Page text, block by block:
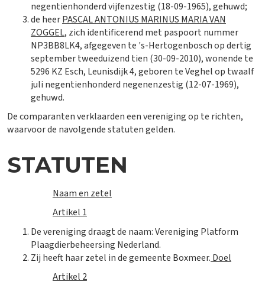
negentienhonderd vijfenzestig (18-09-1965), gehuwd;
de heerPASCAL ANTONIUS MARINUS MARIA VAN
ZOGGEL, zich identificerend met paspoort nummer
NP3BB8LK4, afgegeven te 's-Hertogenbosch op dertig
september tweeduizend tien (30-09-2010), wonende te
5296 KZ Esch, Leunisdijk 4, geboren te Veghel op twaalf
juli negentienhonderd negenenzestig (12-07-1969),
gehuwd.
De comparanten verklaarden een vereniging op te richten,
waarvoor de navolgende statuten gelden.
STATUTEN
Naam en zetel
Artikel 1
De vereniging draagt de naam: Vereniging Platform
Plaagdierbeheersing Nederland.
Zij heeft haar zetel in de gemeente Boxmeer. Doel
Artikel 2